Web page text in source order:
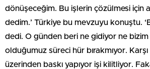
dönüşeceğim. Bu işlerin çözülmesi için
dedim.’ Türkiye bu mevzuyu konuştu.
dedi. O günden beri ne gidiyor ne
olduğumuz süreci hür bırakmıyor.
üzerinden baskı yapıyor işi kilitliyor.